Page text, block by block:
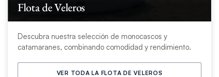
Flota de Veleros
Descubra nuestra selección de monocascos y
catamaranes, combinando comodidad y rendimiento.
VER TODA LA FLOTA DE VELEROS